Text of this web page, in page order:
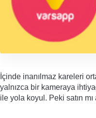
İçinde inanılmaz kareleri
yalnızca bir kameraya
ile yola koyul. Peki satın